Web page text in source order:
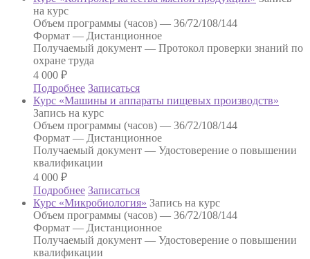
на курс
Объем программы (часов) — 36/72/108/144
Формат — Дистанционное
Получаемый документ — Протокол проверки знаний по
охране труда
4 000 ₽
Подробнее Записаться
Курс «Машины и аппараты пищевых производств»
Запись на курс
Объем программы (часов) — 36/72/108/144
Формат — Дистанционное
Получаемый документ — Удостоверение о повышении
квалификации
4 000 ₽
Подробнее Записаться
Курс «Микробиология» Запись на курс
Объем программы (часов) — 36/72/108/144
Формат — Дистанционное
Получаемый документ — Удостоверение о повышении
квалификации